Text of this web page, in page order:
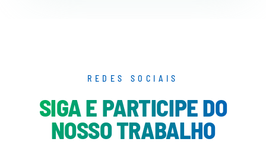
REDES SOCIAIS
SIGA E PARTICIPE DO
NOSSO TRABALHO